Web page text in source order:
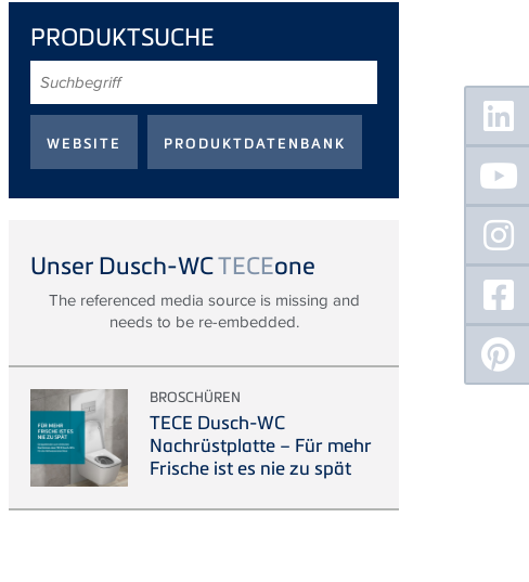
PRODUKTSUCHE
Unser Dusch-WCTECEone
The referenced media source is missing and
needs to be re-embedded.
BROSCHÜREN
TECE Dusch-WC
Nachrüstplatte – Für mehr
Frische ist es nie zu spät
Floating